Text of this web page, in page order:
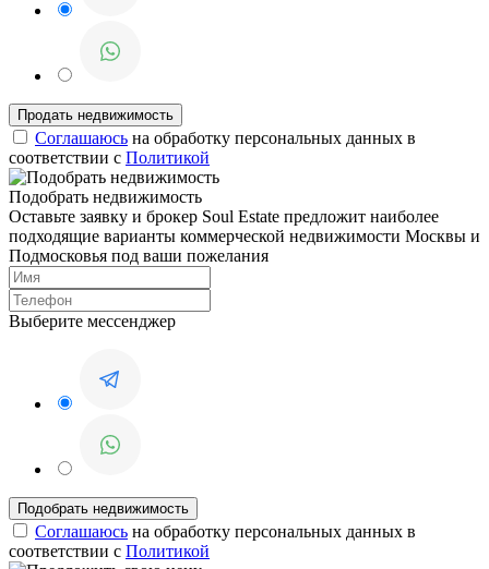
Соглашаюсь на обработку персональных данных в
соответствии с Политикой
Подобрать недвижимость
Оставьте заявку и брокер Soul Estate предложит наиболее
подходящие варианты коммерческой недвижимости Москвы и
Подмосковья под ваши пожелания
Выберите мессенджер
Соглашаюсь на обработку персональных данных в
соответствии с Политикой